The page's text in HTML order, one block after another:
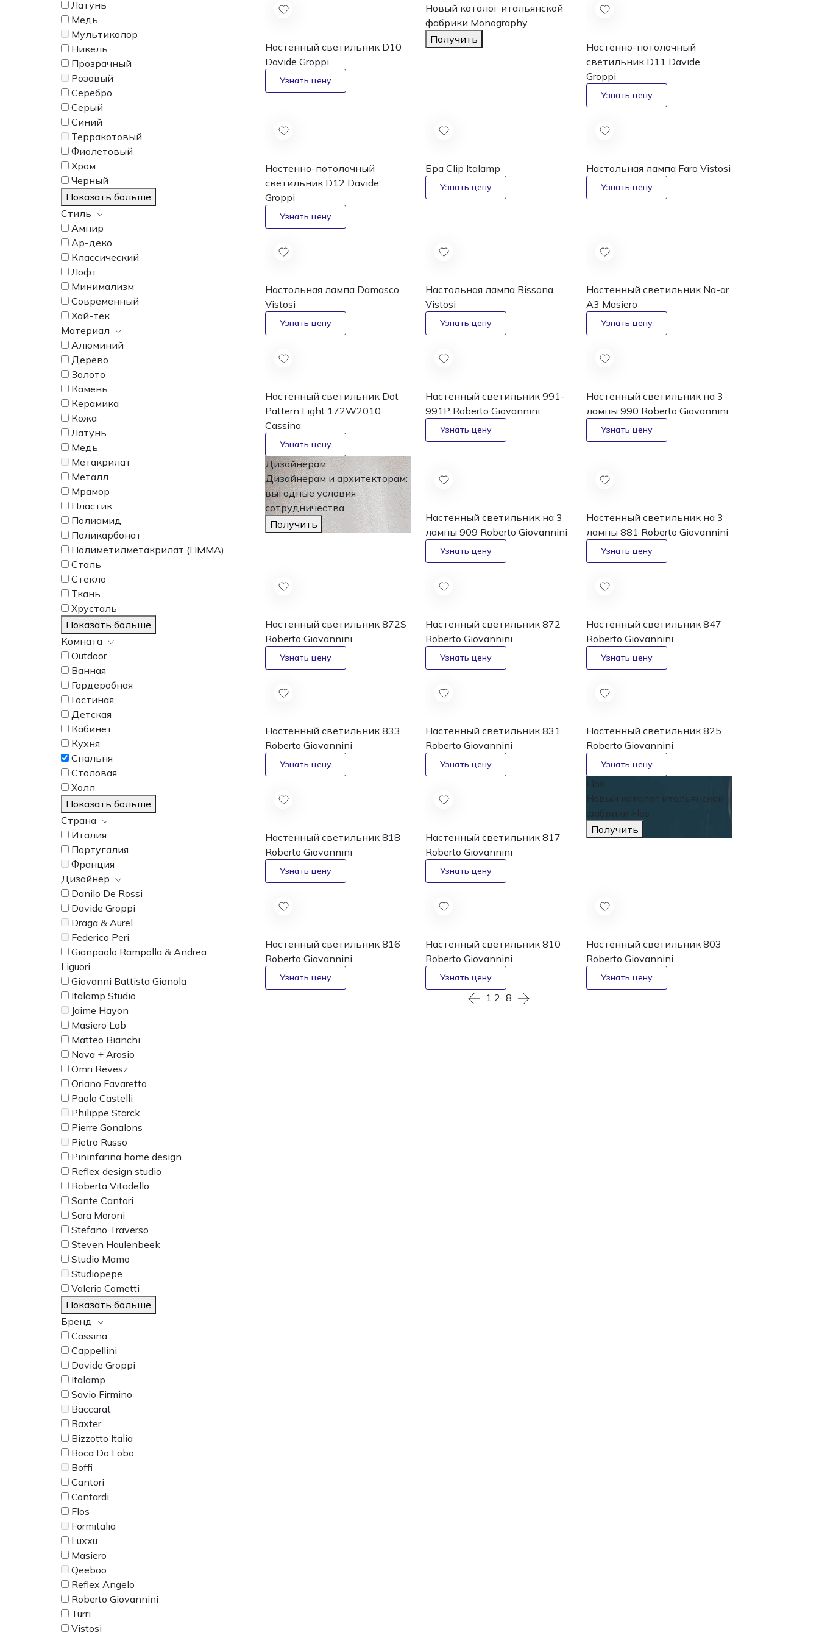
Латунь
Медь
Мультиколор
Никель
Прозрачный
Розовый
Серебро
Серый
Синий
Терракотовый
Фиолетовый
Хром
Черный
Показать больше
Стиль
Ампир
Ар-деко
Классический
Лофт
Минимализм
Современный
Хай-тек
Материал
Алюминий
Дерево
Золото
Камень
Керамика
Кожа
Латунь
Медь
Метакрилат
Металл
Мрамор
Пластик
Полиамид
Поликарбонат
Полиметилметакрилат (ПММА)
Сталь
Стекло
Ткань
Хрусталь
Показать больше
Комната
Outdoor
Ванная
Гардеробная
Гостиная
Детская
Кабинет
Кухня
Спальня
Столовая
Холл
Показать больше
Страна
Италия
Португалия
Франция
Дизайнер
Danilo De Rossi
Davide Groppi
Draga & Aurel
Federico Peri
Gianpaolo Rampolla & Andrea
Liguori
Giovanni Battista Gianola
Italamp Studio
Jaime Hayon
Masiero Lab
Matteo Bianchi
Nava + Arosio
Omri Revesz
Oriano Favaretto
Paolo Castelli
Philippe Starck
Pierre Gonalons
Pietro Russo
Pininfarina home design
Reflex design studio
Roberta Vitadello
Sante Cantori
Sara Moroni
Stefano Traverso
Steven Haulenbeek
Studio Mamo
Studiopepe
Valerio Cometti
Показать больше
Бренд
Cassina
Cappellini
Davide Groppi
Italamp
Savio Firmino
Baccarat
Baxter
Bizzotto Italia
Boca Do Lobo
Boffi
Cantori
Contardi
Flos
Formitalia
Luxxu
Masiero
Qeeboo
Reflex Angelo
Roberto Giovannini
Turri
Vistosi
Настенный светильник D10
Davide Groppi
Новый каталог итальянской
фабрики Monography
Получить
Настенно-потолочный
светильник D11 Davide
Groppi
Настенно-потолочный
светильник D12 Davide
Groppi
Бра Clip Italamp Настольная лампа Faro Vistosi
Настольная лампа Damasco
Vistosi
Настольная лампа Bissona
Vistosi
Настенный светильник Na-ar
A3 Masiero
Настенный светильник Dot
Pattern Light 172W2010
Cassina
Настенный светильник 991-
991P Roberto Giovannini
Настенный светильник на 3
лампы 990 Roberto Giovannini
Дизайнерам
Дизайнерам и архитекторам:
выгодные условия
сотрудничества
Получить
Настенный светильник на 3
лампы 909 Roberto Giovannini
Настенный светильник на 3
лампы 881 Roberto Giovannini
Настенный светильник 872S
Roberto Giovannini
Настенный светильник 872
Roberto Giovannini
Настенный светильник 847
Roberto Giovannini
Настенный светильник 833
Roberto Giovannini
Настенный светильник 831
Roberto Giovannini
Настенный светильник 825
Roberto Giovannini
Настенный светильник 818
Roberto Giovannini
Настенный светильник 817
Roberto Giovannini
Flos
Новый каталог итальянской
фабрики Flos
Получить
Настенный светильник 816
Roberto Giovannini
Настенный светильник 810
Roberto Giovannini
Настенный светильник 803
Roberto Giovannini
1 2...8